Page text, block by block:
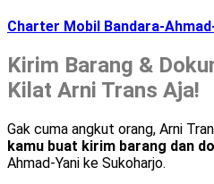
Charter Mobil Bandara-
Kirim Barang &
Kilat Arni Trans Aja!
Gak cuma angkut orang, Arni
kamu buat kirim barang dan
Ahmad-Yani ke Sukoharjo.